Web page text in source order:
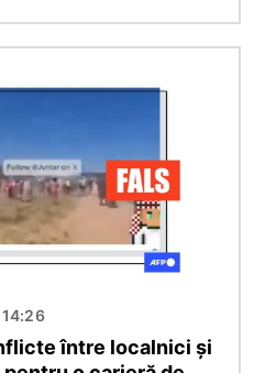
între localnici și